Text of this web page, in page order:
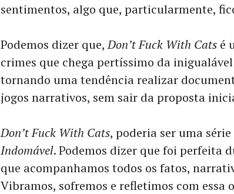
sentimentos, algo que, particularmente,
Podemos dizer que,Don’t Fuck With Cats é
crimes que chega pertíssimo da inigualável
tornando uma tendência realizar
jogos narrativos, sem sair da proposta
Don’t Fuck With Cats, poderia ser uma
Indomável. Podemos dizer que foi perfeita
que acompanhamos todos os fatos,
Vibramos, sofremos e refletimos com essa